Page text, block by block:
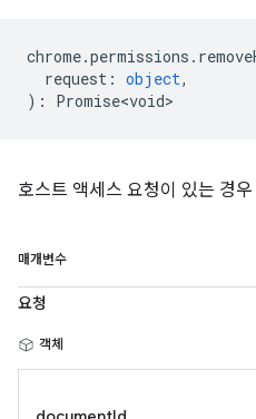
chrome.permissions .
request : object,
) : Promise<void>
호스트 액세스 요청이 있는 경
매개변수
요청
객체